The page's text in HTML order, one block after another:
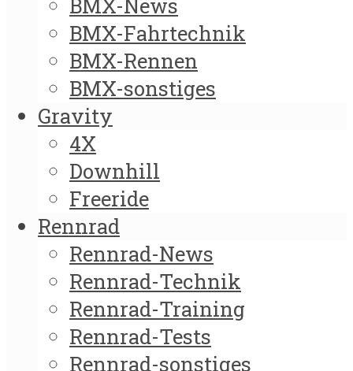
BMX-Fahrtechnik
BMX-Rennen
BMX-sonstiges
Gravity
4X
Downhill
Freeride
Rennrad
Rennrad-News
Rennrad-Technik
Rennrad-Training
Rennrad-Tests
Rennrad-sonstiges